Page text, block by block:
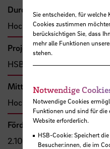
Durchführende Organisation
Hochschule Bremen,
Projekttyp
HSB-intern gefördertes
Mittel- bzw. Auftragsgeber
Hochschule Bremen, F&E-
Förder- bzw. Auftragssumme
2.100,00 €
Sie entscheiden, für welche
Cookies zustimmen
berücksichtigen Sie, dass
mehr alle Funktionen
stehen.
Notwendige
Notwendige Cookies
Funktionen und sind für
Website erforderlich.
HSB-Cookie: Speichert
Besucher:innen, die im